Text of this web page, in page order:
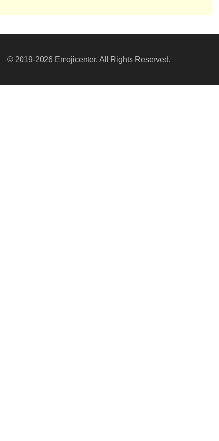
© 2019-2026 Emojicenter. All Rights Reserved.